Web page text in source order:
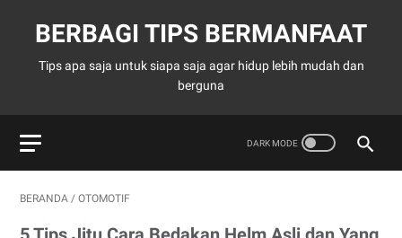
BERBAGI TIPS BERMANFAAT
Tips apa saja untuk siapa saja agar hidup lebih mudah dan
berguna
BERANDA / OTOMOTIF